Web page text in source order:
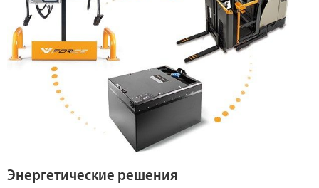
Энергетические решения